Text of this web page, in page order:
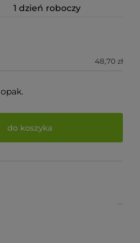
1 dzień roboczy
48,70 zł
opak.
do koszyka